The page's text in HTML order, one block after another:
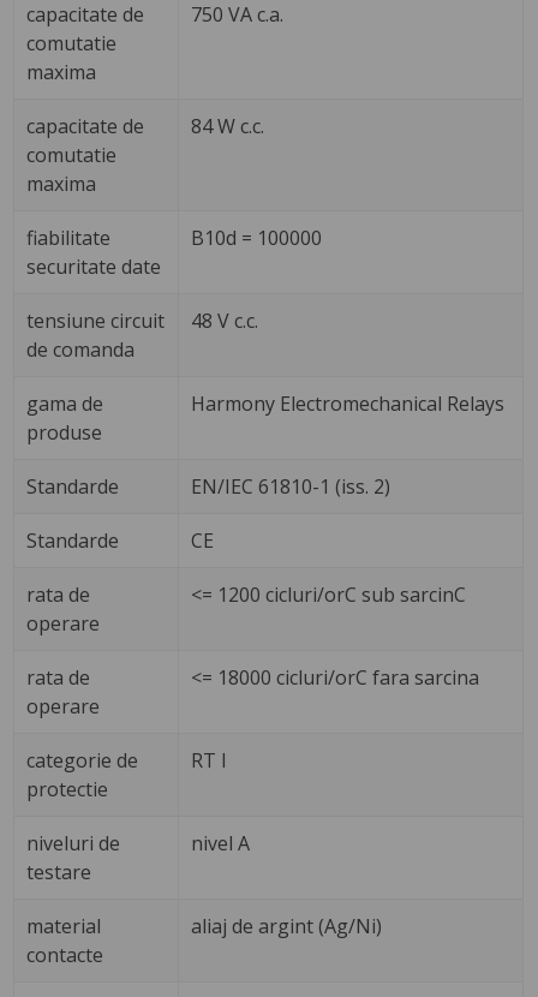
capacitate de
comutatie
maxima
750 VA c.a.
capacitate de
comutatie
maxima
84 W c.c.
fiabilitate
securitate date
B10d = 100000
tensiune circuit
de comanda
48 V c.c.
gama de
produse
Harmony Electromechanical Relays
Standarde EN/IEC 61810-1 (iss. 2)
Standarde CE
rata de
operare
<= 1200 cicluri/orC sub sarcinC
rata de
operare
<= 18000 cicluri/orC fara sarcina
categorie de
protectie
RT I
niveluri de
testare
nivel A
material
contacte
aliaj de argint (Ag/Ni)